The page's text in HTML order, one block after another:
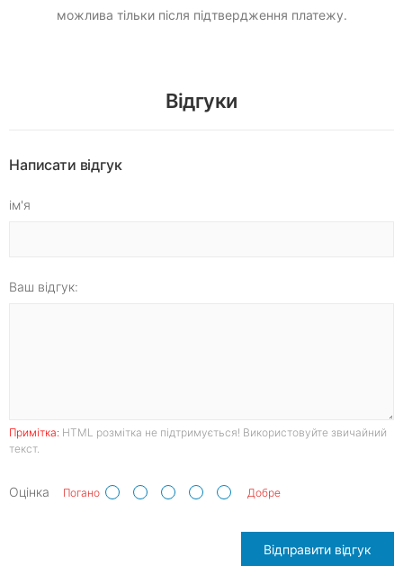
можлива тільки після підтвердження платежу.
Відгуки
Написати відгук
ім'я
Ваш відгук:
Примітка: HTML розмітка не підтримується! Використовуйте звичайний
текст.
Оцінка Погано Добре
Відправити відгук